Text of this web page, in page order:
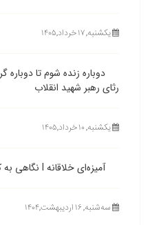
یکشنبه, ۱۷ خرداد,۱۴۰۵
دوباره زنده شوم تا دوباره
رثای رهبر شهید انقلاب
یکشنبه, ۱۰ خرداد,۱۴۰۵
آمیزه‌ای خلاقانه l نگاهی به کتاب «عهد» اثر عباس همتی
ﺳﻪشنبه, ۱۶ اردیبهشت,۱۴۰۴